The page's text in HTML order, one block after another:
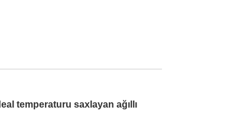
temperaturu saxlayan ağıllı